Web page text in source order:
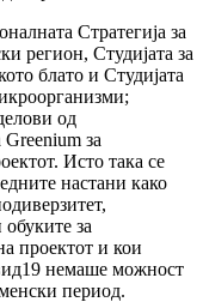
Стратегија за
регион, Студијата за
блато и Студијата
од
за
Исто така се
настани како
за
проектот и кои
немаше можност
период.